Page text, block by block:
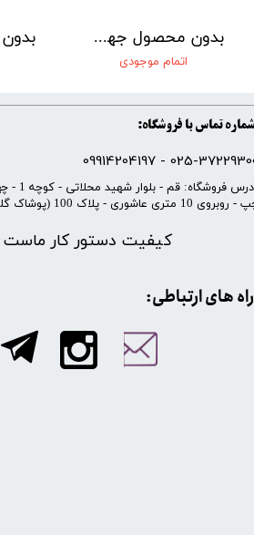
بدون محصول جهت نمایش
اتمام موجودی
شماره تماس با فروشگاه:
025-37229300 -
کیفیت دستور کار ماست
​آدرس
10 متری عاشوری - پلاک 100 (پوشاک گلپوش)
​​راه های ارتباطی: